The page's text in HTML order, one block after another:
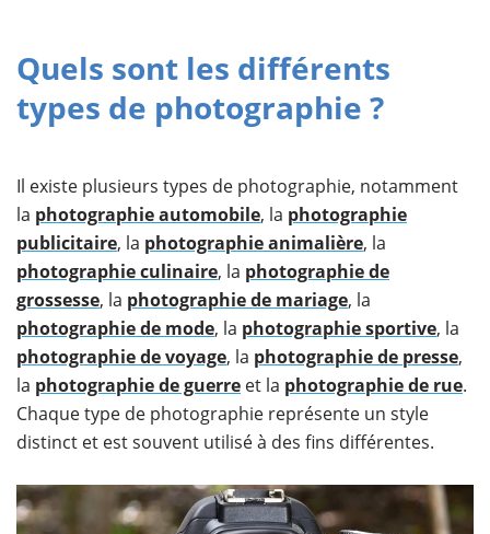
Quels sont les différents
types de photographie ?
Il existe plusieurs types de photographie, notamment
la photographie automobile, la photographie
publicitaire, la photographie animalière, la
photographie culinaire, la photographie de
grossesse, la photographie de mariage, la
photographie de mode, la photographie sportive, la
photographie de voyage, la photographie de presse,
la photographie de guerre et la photographie de rue.
Chaque type de photographie représente un style
distinct et est souvent utilisé à des fins différentes.